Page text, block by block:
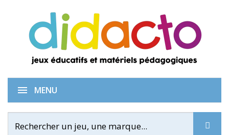
MENU
Mosaïco - Ducky & Co